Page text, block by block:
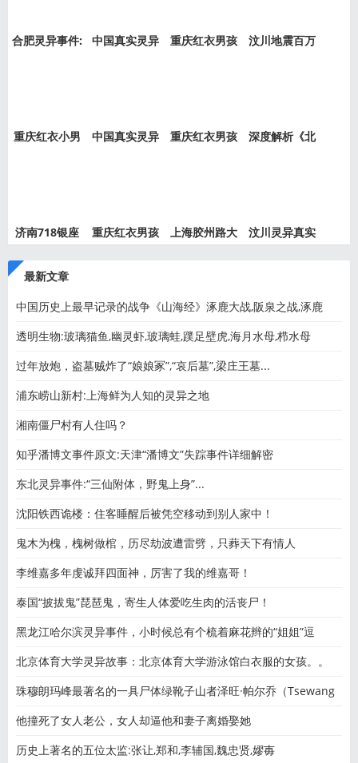
合肥灵异事件:
中国真实灵异
重庆红衣男孩
汶川地震百万
重庆红衣小男
中国真实灵异
重庆红衣男孩
深度解析《北
济南718银座
重庆红衣男孩
上海胶州路大
汶川灵异真实
最新文章
中国历史上最早记录的战争《山海经》涿鹿大战,阪泉之战,涿鹿
透明生物:玻璃猫鱼,幽灵虾,玻璃蛙,蹼足壁虎,海月水母,栉水母
过年放炮，盗墓贼炸了“娘娘冢”,“哀后墓”,梁庄王墓...
浦东崂山新村:上海鲜为人知的灵异之地
湘南僵尸村有人住吗？
知乎潘博文事件原文:天津“潘博文”失踪事件详细解密
东北灵异事件:“三仙附体，野鬼上身”...
沈阳铁西诡楼：住客睡醒后被凭空移动到别人家中！
鬼木为槐，槐树做棺，历尽劫波遭雷劈，只葬天下有情人
李维嘉多年虔诚拜四面神，厉害了我的维嘉哥！
泰国“披拔鬼”琵琶鬼，寄生人体爱吃生肉的活丧尸！
黑龙江哈尔滨灵异事件，小时候总有个梳着麻花辫的“姐姐”逗
北京体育大学灵异故事：北京体育大学游泳馆白衣服的女孩。。
珠穆朗玛峰最著名的一具尸体绿靴子山者泽旺·帕尔乔（Tsewang
他撞死了女人老公，女人却逼他和妻子离婚娶她
历史上著名的五位太监:张让,郑和,李辅国,魏忠贤,嫪毐